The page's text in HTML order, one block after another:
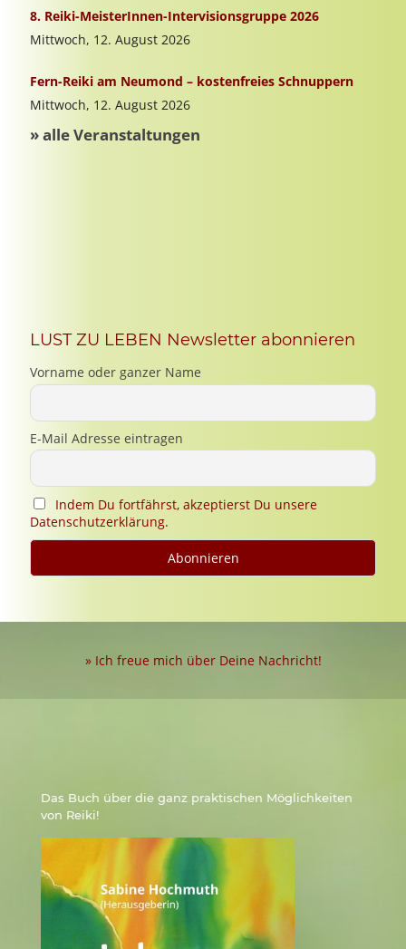
LUST ZU LEBEN Newsletter abonnieren
Vorname oder ganzer Name
E-Mail Adresse eintragen
Indem Du fortfährst, akzeptierst Du unsere
Datenschutzerklärung.
» Ich freue mich über Deine Nachricht!
Das Buch über die ganz praktischen Möglichkeiten
von Reiki!